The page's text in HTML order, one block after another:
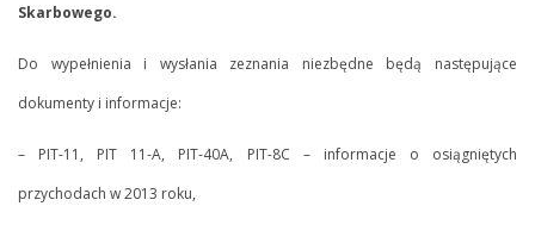
Skarbowego.
Do wypełnienia i wysłania zeznania niezbędne będą następujące
dokumenty i informacje:
– PIT-11, PIT 11-A, PIT-40A, PIT-8C – informacje o osiągniętych
przychodach w 2013 roku,